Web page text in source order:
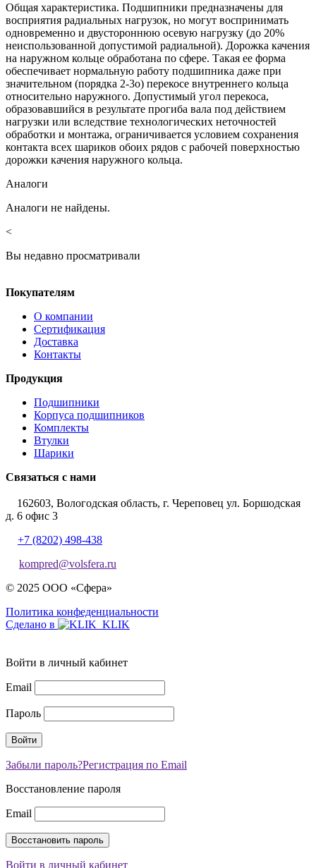
Общая характеристика. Подшипники предназначены для
восприятия радиальных нагрузок, но могут воспринимать
одновременно и двустороннюю осевую нагрузку (до 20%
неиспользованной допустимой радиальной). Дорожка качения
на наружном кольце обработана по сфере. Такая ее форма
обеспечивает нормальную работу подшипника даже при
значительном (порядка 2-3о) перекосе внутреннего кольца
относительно наружного. Допустимый угол перекоса,
образовавшийся в результате прогиба вала под действием
нагрузки или вследствие технологических неточностей
обработки и монтажа, ограничивается условием сохранения
контакта всех шариков обоих рядов с рабочей поверхностью
дорожки качения наружного кольца.
Аналоги
Аналоги не найдены.
<
Вы недавно просматривали
Покупателям
О компании
Сертификация
Доставка
Контакты
Продукция
Подшипники
Корпуса подшипников
Комплекты
Втулки
Шарики
Связаться с нами
162603, Вологодская область, г. Череповец ул. Боршодская
д. 6 офис 3
+7 (8202) 498-438
kompred@volsfera.ru
© 2025 ООО «Сфера»
Политика конфеденциальности
Сделано в
Войти в личный кабинет
Email
Пароль
Забыли пароль?Регистрация по Email
Восстановление пароля
Email
Войти в личный кабинет